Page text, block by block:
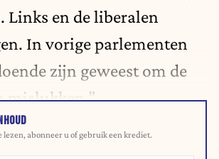
Links en de liberalen
In vorige parlementen
zijn geweest om de
mislukken.”
lezen, abonneer u of gebruik een krediet.